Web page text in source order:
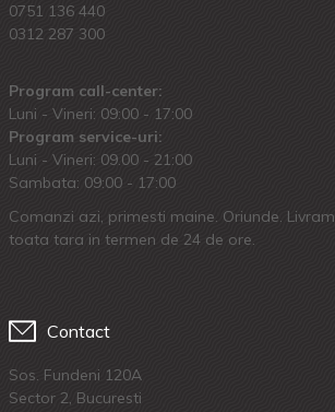
0751 136 440
0312 287 300
Program call-center:
Luni - Vineri: 09:00 - 17:00
Program service-uri:
Luni - Vineri: 09.00 - 21:00
Sambata: 09:00 - 17:00
Comanzi azi, primesti maine. Oriunde.
toata tara in termen de 24 de ore.
Contact
Sos. Fundeni 120A
Sector 2, Bucuresti